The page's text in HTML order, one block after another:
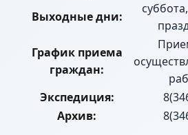
Выходные дни:
График приема
граждан:
Экспедиция:
Архив: